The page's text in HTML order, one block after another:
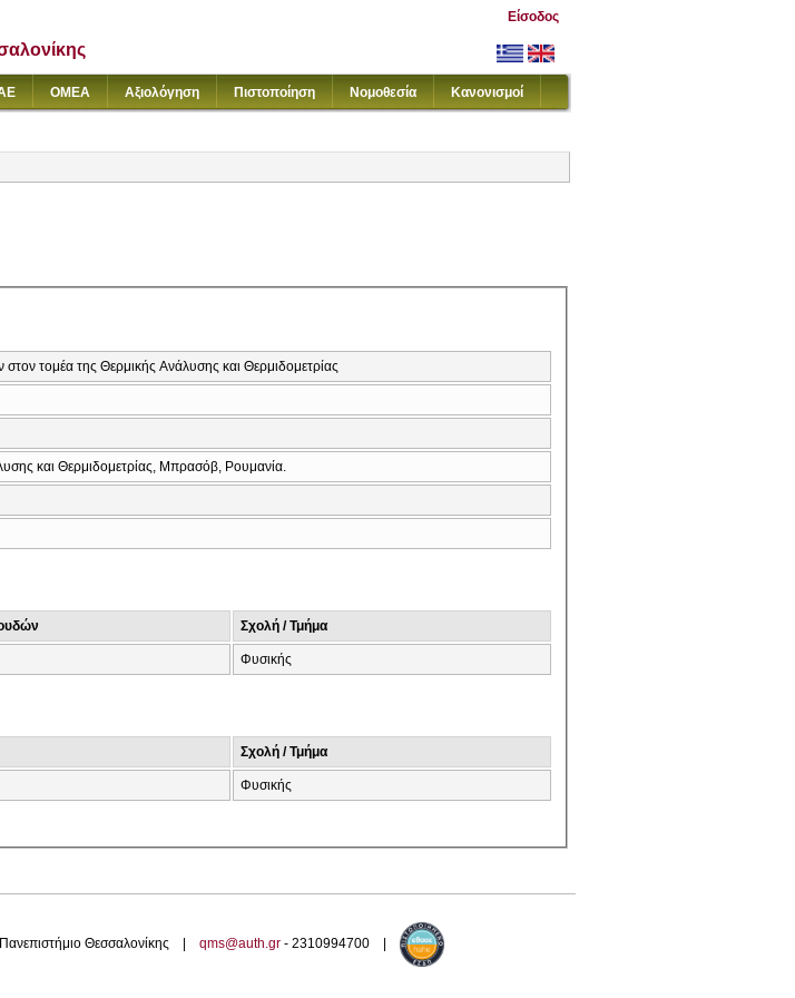
Είσοδος
ΟΜΕΑ Αξιολόγηση Πιστοποίηση Νομοθεσία Κανονισμοί
τομέα της Θερμικής Ανάλυσης και Θερμιδομετρίας
και Θερμιδομετρίας, Μπρασόβ, Ρουμανία.
Σχολή / Τμήμα
Φυσικής
Σχολή / Τμήμα
Φυσικής
Πανεπιστήμιο Θεσσαλονίκης | qms@auth.gr - 2310994700 |